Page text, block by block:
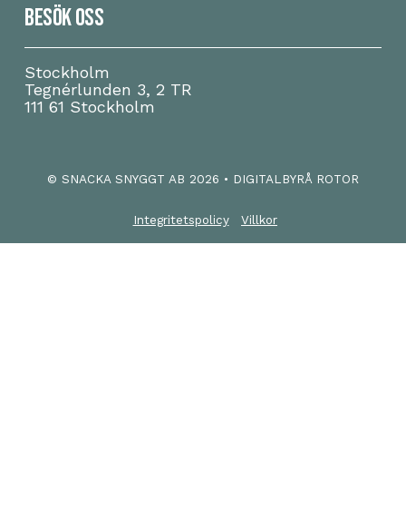
BESÖK OSS
Stockholm
Tegnérlunden 3, 2 TR
111 61 Stockholm
© SNACKA SNYGGT AB2026 • DIGITALBYRÅ ROTOR
Integritetspolicy Villkor